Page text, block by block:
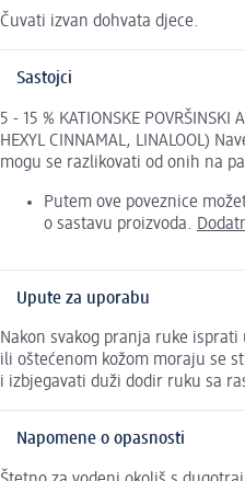
Čuvati izvan dohvata djece.
Sastojci
5 - 15 % KATIONSKE POVRŠINSKI
HEXYL CINNAMAL, LINALOOL)
mogu se razlikovati od onih na
Putem ove poveznice
o sastavu proizvoda.
Upute za uporabu
Nakon svakog pranja ruke
ili oštećenom kožom moraju se
i izbjegavati duži dodir ruku sa
Napomene o opasnosti